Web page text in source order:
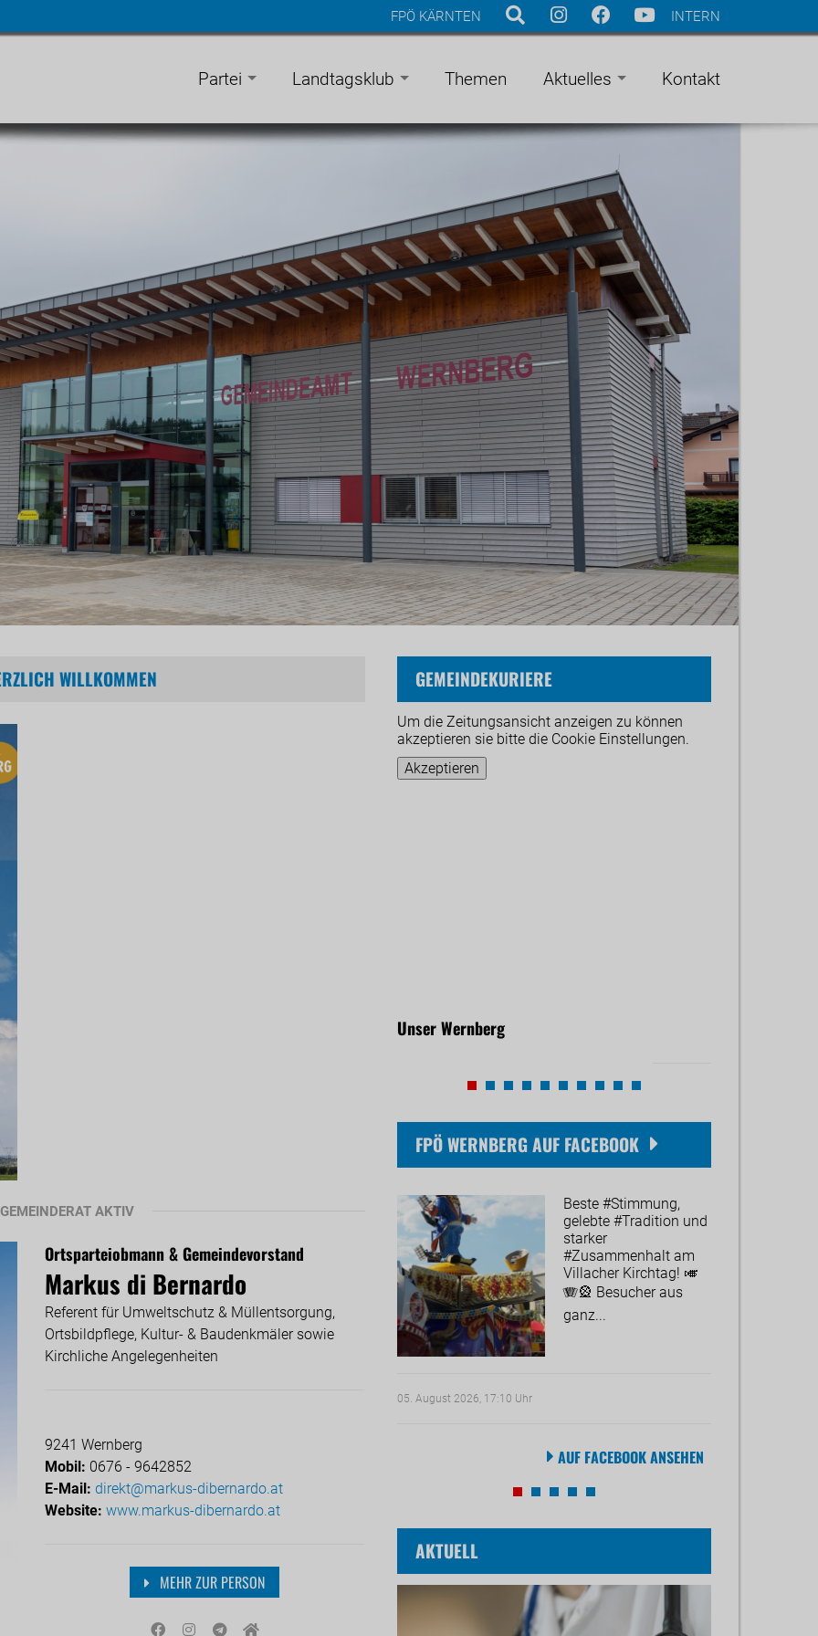
INTERN
FPÖ KÄRNTEN
Partei Landtagsklub Themen Aktuelles Kontakt
WILLKOMMEN
AKTIV
Ortsparteiobmann & Gemeindevorstand
Markus di Bernardo
Referent für Umweltschutz & Müllentsorgung,
Ortsbildpflege, Kultur- & Baudenkmäler sowie
Kirchliche Angelegenheiten
9241 Wernberg
Mobil: 0676 - 9642852
E-Mail: direkt@markus-dibernardo.at
Website: www.markus-dibernardo.at
MEHR ZUR PERSON
GEMEINDEKURIERE
Um die Zeitungsansicht anzeigen zu können
akzeptieren sie bitte die Cookie Einstellungen.
Akzeptieren
Unser Wernberg
FPÖ WERNBERG AUF FACEBOOK
Beste #Stimmung,
gelebte #Tradition und
starker
#Zusammenhalt am
Villacher Kirchtag! 🎺
🪗🎡 Besucher aus
ganz...
05. August 2026, 17:10 Uhr
AUF FACEBOOK ANSEHEN
AKTUELL